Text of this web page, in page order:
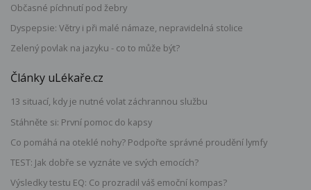
Občasné píchnutí pod žebry
Dyspepsie: Větry i při malé námaze, nepravidelná stolice
Zelený povlak na jazyku - co to může být?
Články uLékaře.cz
13 situací, kdy je nutné volat záchrannou službu
Stáhněte si: První pomoc do kapsy
Co pomáhá na oteklé nohy? Podpořte správné proudění lymfy
TEST: Jak dobře se vyznáte ve svých emocích?
Výsledky testu EQ: Co prozradil váš emoční kompas?